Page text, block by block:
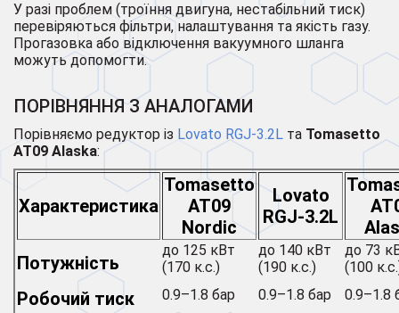
У разі проблем (троїння двигуна, нестабільний тиск)
перевіряються фільтри, налаштування та якість газу.
Прогазовка або відключення вакуумного шланга
можуть допомогти.
ПОРІВНЯННЯ З АНАЛОГАМИ
Порівняємо редуктор із Lovato RGJ-3.2L та Tomasetto
AT09 Alaska:
Характеристика
Tomasetto
AT09
Nordic
Lovato
RGJ-3.2L
Потужність
до 125 кВт
(170 к.с.)
до 140 кВт
(190 к.с.)
до 73
(100
Робочий тиск 0.9–1.8 бар 0.9–1.8 бар 0.9–1.8